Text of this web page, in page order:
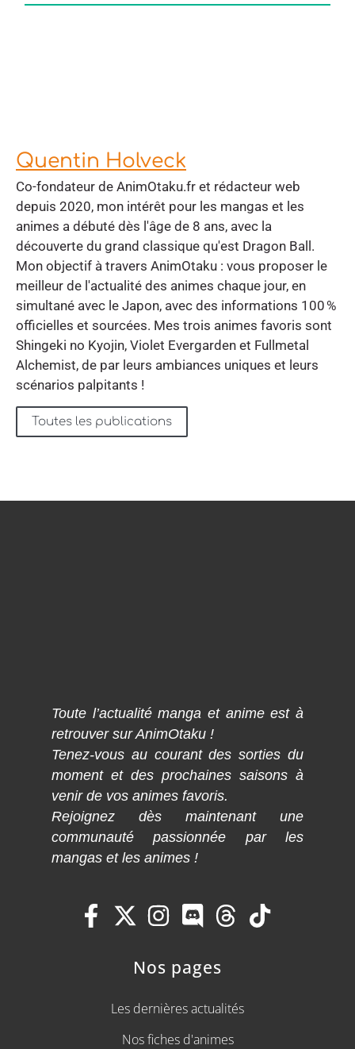
Quentin Holveck
Co-fondateur de AnimOtaku.fr et rédacteur web
depuis 2020, mon intérêt pour les mangas et les
animes a débuté dès l'âge de 8 ans, avec la
découverte du grand classique qu'est Dragon Ball.
Mon objectif à travers AnimOtaku : vous proposer le
meilleur de l'actualité des animes chaque jour, en
simultané avec le Japon, avec des informations 100 %
officielles et sourcées. Mes trois animes favoris sont
Shingeki no Kyojin, Violet Evergarden et Fullmetal
Alchemist, de par leurs ambiances uniques et leurs
scénarios palpitants !
Toutes les publications
Toute l’actualité manga et anime est à
retrouver sur AnimOtaku !
Tenez-vous au courant des sorties du
moment et des prochaines saisons à
venir de vos animes favoris.
Rejoignez dès maintenant une
communauté passionnée par les
mangas et les animes !
Nos pages
Les dernières actualités
Nos fiches d'animes